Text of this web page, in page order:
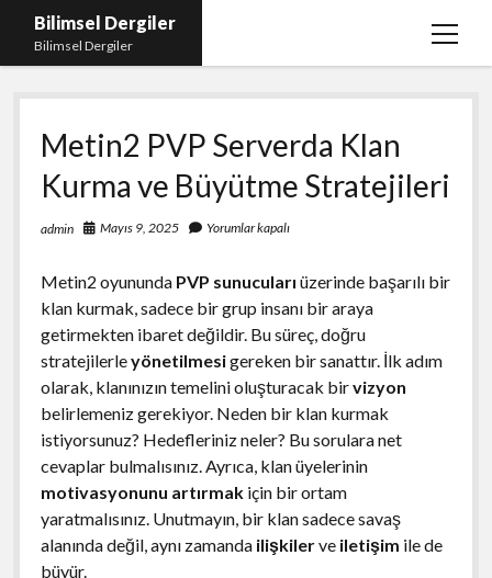
Bilimsel Dergiler
Bilimsel Dergiler
menüyü
Liste
Sayfa Listesi
Spotify Takipçi Çoğaltma
Tiktok Izlenme Arttırma Ücretsiz
Metin2 PVP Serverda Klan
Kurma ve Büyütme Stratejileri
admin Mayıs 9, 2025 Yorumlar kapalı
Metin2 oyununda PVP sunucuları üzerinde başarılı bir
klan kurmak, sadece bir grup insanı bir araya
getirmekten ibaret değildir. Bu süreç, doğru
stratejilerleyönetilmesigereken bir sanattır. İlk adım
olarak, klanınızın temelini oluşturacak birvizyon
belirlemeniz gerekiyor. Neden bir klan kurmak
istiyorsunuz? Hedefleriniz neler? Bu sorulara net
cevaplar bulmalısınız. Ayrıca, klan üyelerinin
motivasyonunu artırmakiçin bir ortam
yaratmalısınız. Unutmayın, bir klan sadece savaş
alanında değil, aynı zamanda ilişkilerve iletişim ile de
büyür.